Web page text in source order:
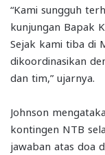
“Kami sungguh
kunjungan Bapak
Sejak kami tiba di
dikoordinasikan
dan tim,” ujarnya.
Johnson
kontingen NTB
jawaban atas doa